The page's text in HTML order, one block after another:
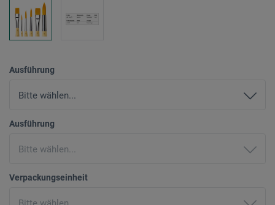
Ausführung
Ausführung
Verpackungseinheit